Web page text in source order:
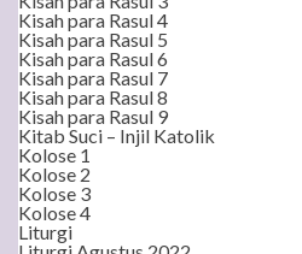
Kisah para Rasul 4
Kisah para Rasul 5
Kisah para Rasul 6
Kisah para Rasul 7
Kisah para Rasul 8
Kisah para Rasul 9
Kitab Suci – Injil Katolik
Kolose 1
Kolose 2
Kolose 3
Kolose 4
Liturgi